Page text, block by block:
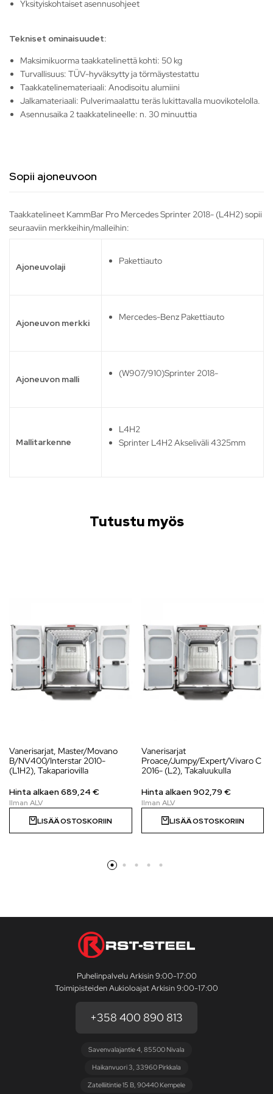
Yksityiskohtaiset asennusohjeet
Tekniset ominaisuudet:
Maksimikuorma taakkatelinettä kohti: 50 kg
Turvallisuus: TÜV-hyväksytty ja törmäystestattu
Taakkatelinemateriaali: Anodisoitu alumiini
Jalkamateriaali: Pulverimaalattu teräs lukittavalla muovikotelolla.
Asennusaika 2 taakkatelineelle: n. 30 minuuttia
Sopii ajoneuvoon
Taakkatelineet KammBar Pro Mercedes Sprinter 2018- (L4H2) sopii
seuraaviin merkkeihin/malleihin:
Ajoneuvolaji
Pakettiauto
Ajoneuvon merkki
Mercedes-Benz Pakettiauto
Ajoneuvon malli
(W907/910)Sprinter 2018-
Mallitarkenne
L4H2
Sprinter L4H2 Akseliväli 4325mm
Tutustu myös
Vanerisarjat, Master/Movano
B/NV400/Interstar 2010-
(L1H2), Takapariovilla
Hinta alkaen689,24 €
LISÄÄ OSTOSKORIIN
Vanerisarjat
Proace/Jumpy/Expert/Vivaro C
2016- (L2), Takaluukulla
Hinta alkaen902,79 €
LISÄÄ OSTOSKORIIN
Puhelinpalvelu Arkisin 9:00-17:00
Toimipisteiden Aukioloajat Arkisin 9:00-17:00
+358 400 890 813
Savenvalajantie 4, 85500 Nivala
Haikanvuori 3, 33960 Pirkkala
Zatelliitintie 15 B, 90440 Kempele